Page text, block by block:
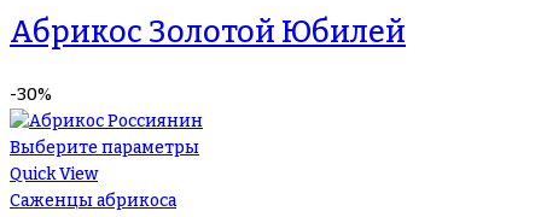
Абрикос Золотой Юбилей
-30%
Выберите параметры
Quick View
Саженцы абрикоса